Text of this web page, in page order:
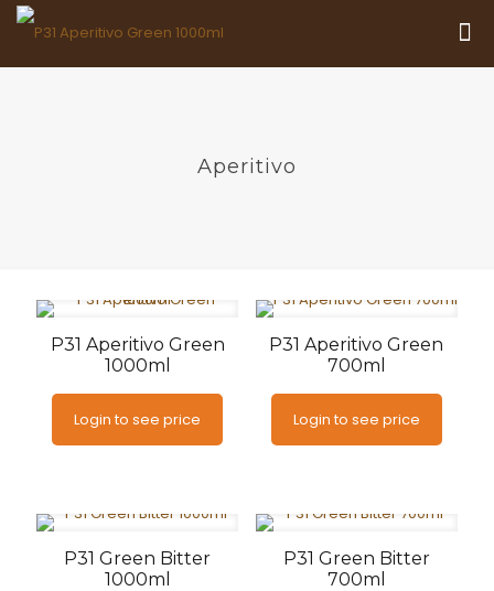
Aperitivo
P31 Aperitivo Green
1000ml
Login to see price
P31 Aperitivo Green
700ml
Login to see price
P31 Green Bitter
1000ml
P31 Green Bitter
700ml